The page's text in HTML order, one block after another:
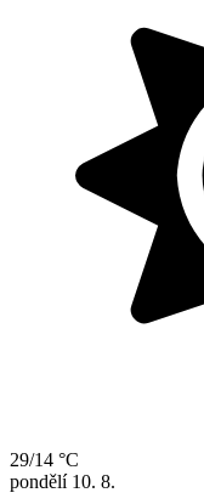
29/14 °C
pondělí 10. 8.